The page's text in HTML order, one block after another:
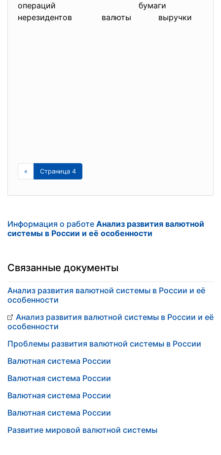
операций бумаги
нерезидентов валюты выручки
« Страница 4
Информация о работе Анализ развития валютной
системы в России и её особенности
Связанные документы
Анализ развития валютной системы в России и её
особенности
Анализ развития валютной системы в России и её
особенности
Проблемы развития валютной системы в России
Валютная система России
Валютная система России
Валютная система России
Валютная система России
Развитие мировой валютной системы